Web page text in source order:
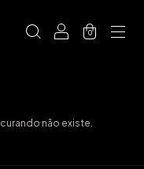
0
não existe.